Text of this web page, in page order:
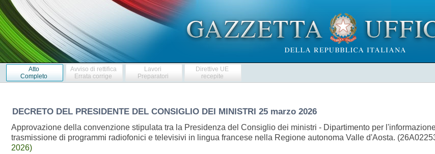
Atto
Completo
Avviso di rettifica
Errata corrige
Lavori
Preparatori
Direttive UE
recepite
DECRETO DEL PRESIDENTE DEL CONSIGLIO DEI MINISTRI 25 marzo 2026
Approvazione della convenzione stipulata tra la Presidenza del Consiglio dei ministri - Dipartimento per
trasmissione di programmi radiofonici e televisivi in lingua francese nella Regione autonoma Valle d'Aosta.
2026)